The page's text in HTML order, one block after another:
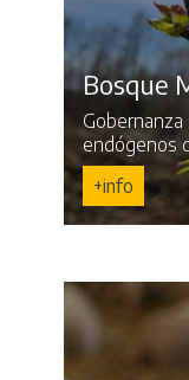
Bosque
endógenos
+info